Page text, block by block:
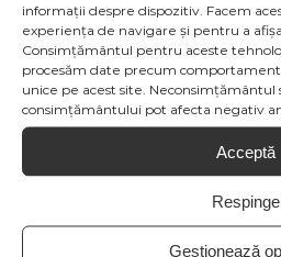
informații despre dispozitiv. Facem
experiența de navigare și pentru a
Consimțământul pentru aceste
procesăm date precum
unice pe acest site. Neconsimțământul
consimțământului pot afecta negativ
Acceptă
Respinge
Gestionează